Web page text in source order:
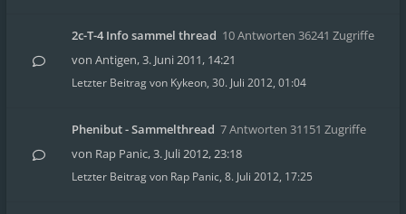
2c-T-4 Info sammel thread 10 Antworten 36241 Zugriffe
von Antigen,3. Juni 2011, 14:21
Letzter Beitrag von Kykeon, 30. Juli 2012, 01:04
Phenibut - Sammelthread 7 Antworten 31151 Zugriffe
von Rap Panic,3. Juli 2012, 23:18
Letzter Beitrag von Rap Panic, 8. Juli 2012, 17:25